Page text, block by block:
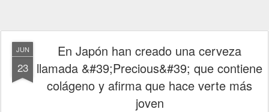
JUN
23
En Japón han creado una cerveza
llamada &#39;Precious&#39; que contiene
colágeno y afirma que hace verte más
joven